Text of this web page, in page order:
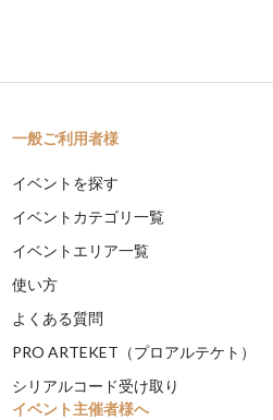
一般ご利用者様
イベントを探す
イベントカテゴリ一覧
イベントエリア一覧
使い方
よくある質問
PRO ARTEKET（プロアルテケト）
シリアルコード受け取り
イベント主催者様へ